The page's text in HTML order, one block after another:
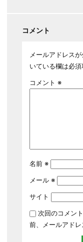
コメント
メールアドレス
いている欄は必
コメント ※
名前 ※
メール ※
サイト
次回のコメン
前、メールアドレ